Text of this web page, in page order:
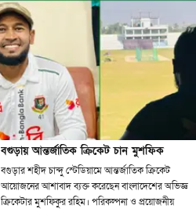
বগুড়ায় আন্তর্জাতিক ক্রিকেট চান মুশফিক
বগুড়ার শহীদ চান্দু স্টেডিয়ামে আন্তর্জাতিক ক্রিকেট
আয়োজনের আশাবাদ ব্যক্ত করেছেন বাংলাদেশের অভিজ্ঞ
ক্রিকেটার মুশফিকুর রহিম। পরিকল্পনা ও প্রয়োজনীয়